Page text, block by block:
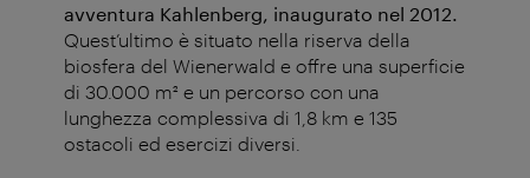
avventura Kahlenberg, inaugurato nel 2012.
Quest’ultimo è situato nella riserva della
biosfera del Wienerwald e offre una superficie
di 30.000 m² e un percorso con una
lunghezza complessiva di 1,8 km e 135
ostacoli ed esercizi diversi.